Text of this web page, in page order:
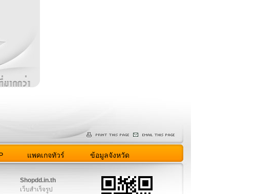
แพคเกจทัวร์ ข้อมูลจังหวัด
Shopdd.in.th
เว็บสำเร็จรูป